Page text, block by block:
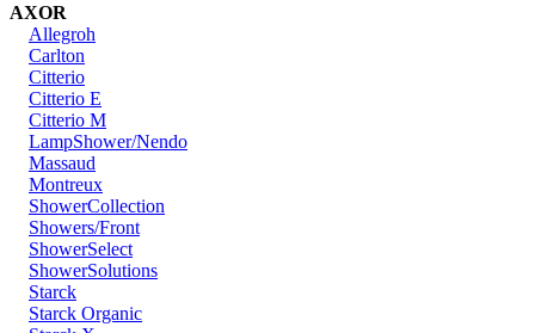
AXOR
Allegroh
Carlton
Citterio
Citterio E
Citterio M
LampShower/Nendo
Massaud
Montreux
ShowerCollection
Showers/Front
ShowerSelect
ShowerSolutions
Starck
Starck Organic